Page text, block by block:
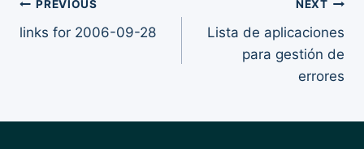
Post
navigation
PREVIOUS
links for 2006-09-28
NEXT
Lista de aplicaciones
para gestión de
errores